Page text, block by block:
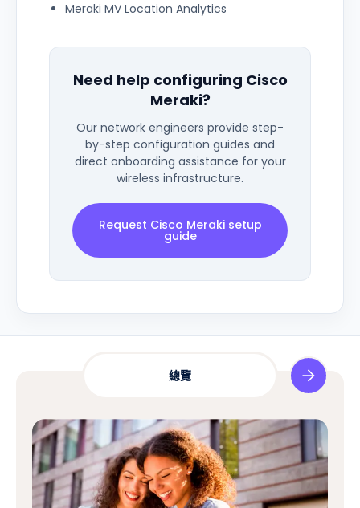
Meraki MV Location Analytics
Need help configuring Cisco
Meraki?
Our network engineers provide step-
by-step configuration guides and
direct onboarding assistance for your
wireless infrastructure.
Request Cisco Merakisetup
guide
總覽